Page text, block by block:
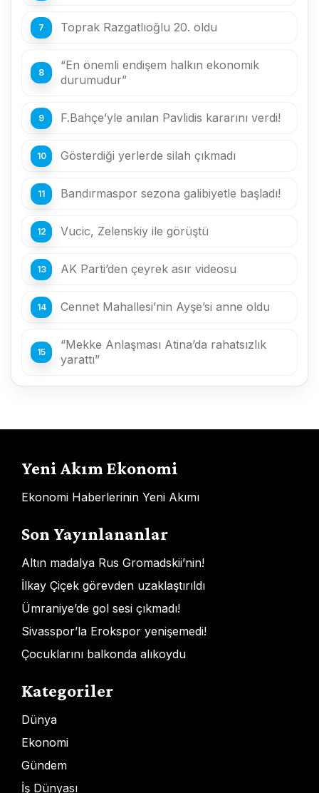
Toprak Razgatlıoğlu 20. oldu
“En önemli endişem halkın ekonomik
durumudur”
F.Bahçe’yle anılan Pavlidis kararını verdi!
Gösterdiği yerlerde silah çıkmadı
Bandırmaspor sezona galibiyetle başladı!
Vucic, Zelenskiy ile görüştü
AK Parti’den çeyrek asır videosu
Cennet Mahallesi’nin Ayşe’si anne oldu
“Mekke Anlaşması Atina’da rahatsızlık
yarattı”
Yeni Akım Ekonomi
Ekonomi Haberlerinin Yeni Akımı
Son Yayınlananlar
Altın madalya Rus Gromadskii’nin!
İlkay Çiçek görevden uzaklaştırıldı
Ümraniye’de gol sesi çıkmadı!
Sivasspor’la Erokspor yenişemedi!
Çocuklarını balkonda alıkoydu
Kategoriler
Dünya
Ekonomi
Gündem
İş Dünyası